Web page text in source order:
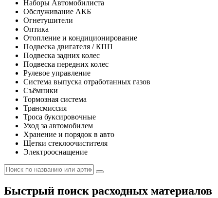
Наборы Автомобилиста
Обслуживание АКБ
Огнетушители
Оптика
Отопление и кондиционирование
Подвеска двигателя / КПП
Подвеска задних колес
Подвеска передних колес
Рулевое управление
Система выпуска отработанных газов
Съёмники
Тормозная система
Трансмиссия
Троса буксировочные
Уход за автомобилем
Хранение и порядок в авто
Щетки стеклоочистителя
Электрооснащение
Быстрый поиск расходных материалов